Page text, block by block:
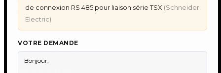
de connexion RS 485 pour liaison série TSX (Schneider
Electric)
VOTRE DEMANDE
Dépannage Schneider Modicon
Dépannage ABB AC500